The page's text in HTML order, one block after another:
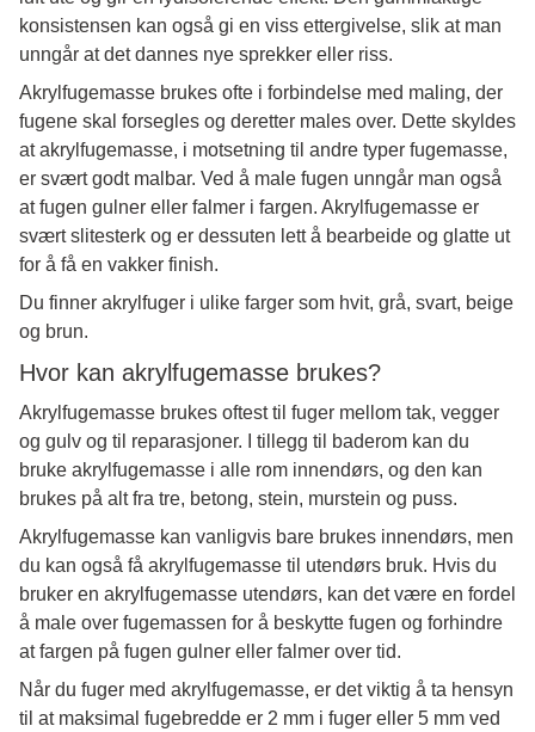
konsistensen kan også gi en viss ettergivelse, slik at man
unngår at det dannes nye sprekker eller riss.
Akrylfugemasse brukes ofte i forbindelse med maling, der
fugene skal forsegles og deretter males over. Dette skyldes
at akrylfugemasse, i motsetning til andre typer fugemasse,
er svært godt malbar. Ved å male fugen unngår man også
at fugen gulner eller falmer i fargen. Akrylfugemasse er
svært slitesterk og er dessuten lett å bearbeide og glatte ut
for å få en vakker finish.
Du finner akrylfuger i ulike farger som hvit, grå, svart, beige
og brun.
Hvor kan akrylfugemasse brukes?
Akrylfugemasse brukes oftest til fuger mellom tak, vegger
og gulv og til reparasjoner. I tillegg til baderom kan du
bruke akrylfugemasse i alle rom innendørs, og den kan
brukes på alt fra tre, betong, stein, murstein og puss.
Akrylfugemasse kan vanligvis bare brukes innendørs, men
du kan også få akrylfugemasse til utendørs bruk. Hvis du
bruker en akrylfugemasse utendørs, kan det være en fordel
å male over fugemassen for å beskytte fugen og forhindre
at fargen på fugen gulner eller falmer over tid.
Når du fuger med akrylfugemasse, er det viktig å ta hensyn
til at maksimal fugebredde er 2 mm i fuger eller 5 mm ved